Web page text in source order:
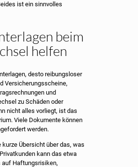
ist ein sinnvolles
beim
helfen
desto reibungsloser
Versicherungsscheine,
und
zu Schäden oder
nicht alles vorliegt, ist das
Viele Dokumente können
werden.
Übersicht über das, was
kann das etwa
auf Haftungsrisiken,